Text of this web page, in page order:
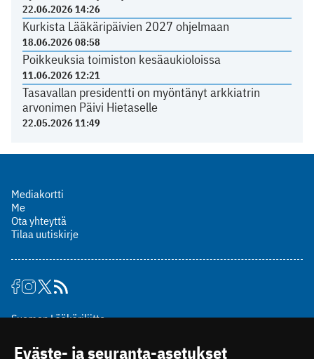
22.06.2026 14:26
Kurkista Lääkäripäivien 2027 ohjelmaan
18.06.2026 08:58
Poikkeuksia toimiston kesäaukioloissa
11.06.2026 12:21
Tasavallan presidentti on myöntänyt arkkiatrin
arvonimen Päivi Hietaselle
22.05.2026 11:49
Mediakortti
Me
Ota yhteyttä
Tilaa uutiskirje
Suomen Lääkäriliitto
00510 Helsinki
Eväste- ja seuranta-asetukset